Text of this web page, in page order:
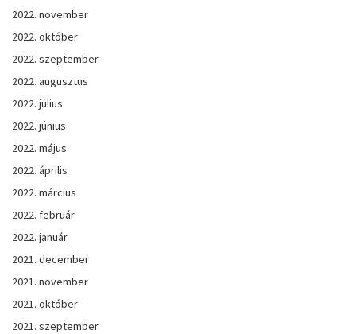
2022. november
2022. október
2022. szeptember
2022. augusztus
2022. július
2022. június
2022. május
2022. április
2022. március
2022. február
2022. január
2021. december
2021. november
2021. október
2021. szeptember